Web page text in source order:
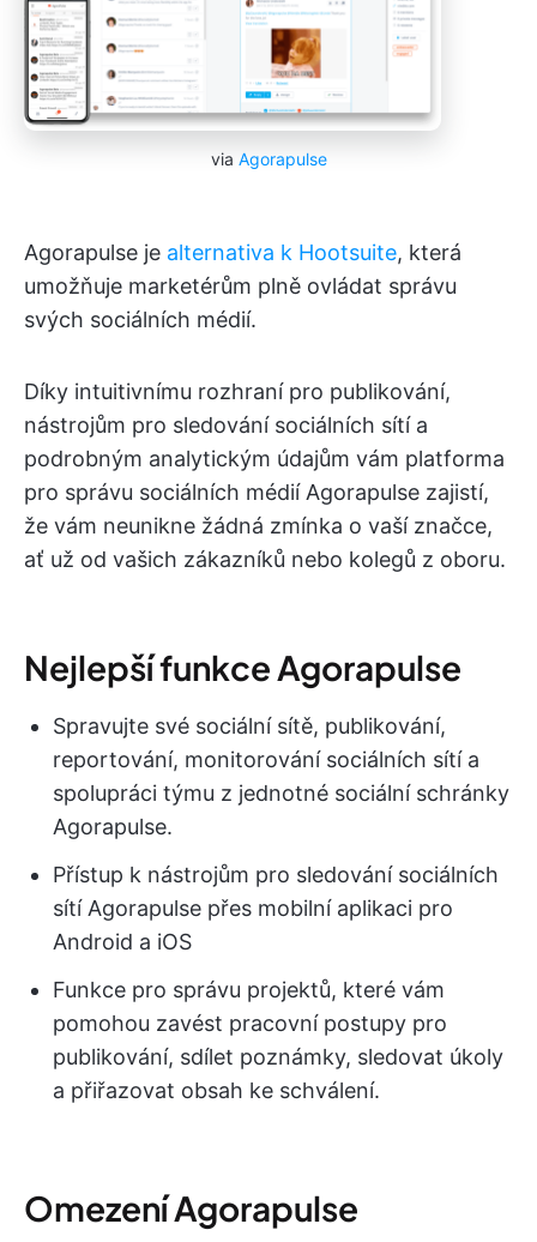
via Agorapulse
Agorapulse je alternativa k Hootsuite, která
umožňuje marketérům plně ovládat správu
svých sociálních médií.
Díky intuitivnímu rozhraní pro publikování,
nástrojům pro sledování sociálních sítí a
podrobným analytickým údajům vám platforma
pro správu sociálních médií Agorapulse zajistí,
že vám neunikne žádná zmínka o vaší značce,
ať už od vašich zákazníků nebo kolegů z oboru.
Nejlepší funkce Agorapulse
Spravujte své sociální sítě, publikování,
reportování, monitorování sociálních sítí a
spolupráci týmu z jednotné sociální schránky
Agorapulse.
Přístup k nástrojům pro sledování sociálních
sítí Agorapulse přes mobilní aplikaci pro
Android a iOS
Funkce pro správu projektů, které vám
pomohou zavést pracovní postupy pro
publikování, sdílet poznámky, sledovat úkoly
a přiřazovat obsah ke schválení.
Omezení Agorapulse